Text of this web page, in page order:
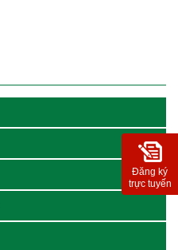
Đăng ký
trực tuyến